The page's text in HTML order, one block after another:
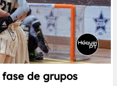
de grupos